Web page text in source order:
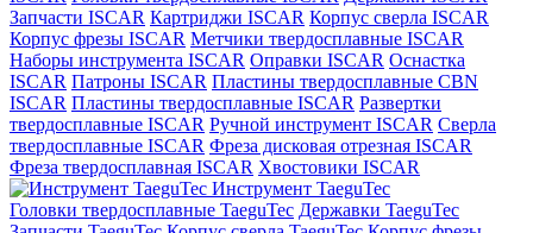
Запчасти ISCAR Картриджи ISCAR Корпус сверла ISCAR
Корпус фрезы ISCAR Метчики твердосплавные ISCAR
Наборы инструмента ISCAR Оправки ISCAR Оснастка
ISCAR Патроны ISCAR Пластины твердосплавные CBN
ISCAR Пластины твердосплавные ISCAR Развертки
твердосплавные ISCAR Ручной инструмент ISCAR Сверла
твердосплавные ISCAR Фреза дисковая отрезная ISCAR
Фреза твердосплавная ISCAR Хвостовики ISCAR
Инструмент TaeguTec
Головки твердосплавные TaeguTec Державки TaeguTec